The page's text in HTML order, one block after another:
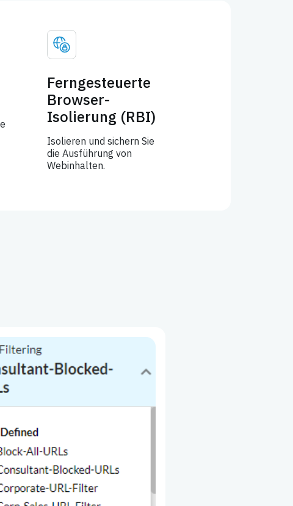
Ferngesteuerte
Browser-
Isolierung (RBI)
Isolieren und sichern Sie
die Ausführung von
Webinhalten.